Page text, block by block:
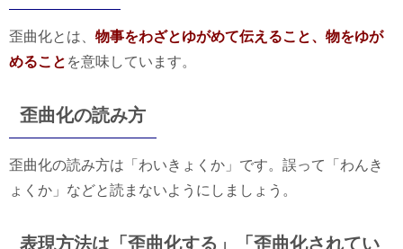
歪曲化とは、 物事をわざとゆがめて伝えること、物をゆが
めること を意味しています。
歪曲化の読み方
歪曲化の読み方は「わいきょくか」です。誤って「わんき
ょくか」などと読まないようにしましょう。
表現方法は「歪曲化する」「歪曲化されてい